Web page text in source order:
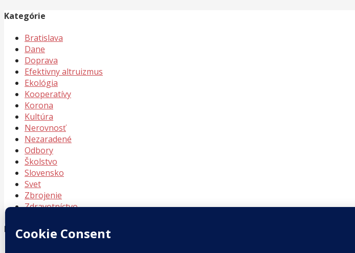
Kategórie
Bratislava
Dane
Doprava
Efektivny altruizmus
Ekológia
Kooperatívy
Korona
Kultúra
Nerovnosť
Nezaradené
Odbory
Školstvo
Slovensko
Svet
Zbrojenie
Zdravotníctvo
Meta